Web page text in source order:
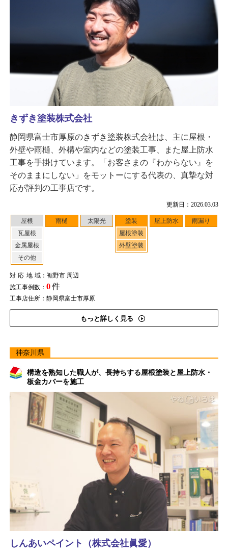
更新日：2026.03.03
屋根
瓦屋根
金属屋根
その他
雨樋 太陽光
塗装
屋根塗装
外壁塗装
屋上防水 雨漏り
対応地域：裾野市 周辺
施工事例数： 0件
工事店住所：静岡県富士市厚原
もっと詳しく見る
きずき塗装株式会社
静岡県富士市厚原のきずき塗装株式会社は、主に屋根・
外壁や雨樋、外構や室内などの塗装工事、また屋上防水
工事を手掛けています。「お客さまの『わからない』を
そのままにしない」をモットーにする代表の、真摯な対
応が評判の工事店です。
神奈川県
構造を熟知した職人が、長持ちする屋根塗装と屋上防水・
板金カバーを施工
しんあいペイント（株式会社眞愛）